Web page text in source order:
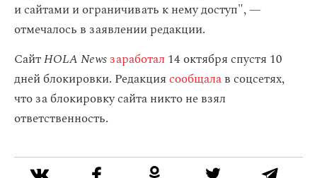
и сайтами и ограничивать к нему доступ", —
отмечалось в заявлении редакции.
СайтHOLA Newsзаработал 14 октября спустя 10
дней блокировки. Редакциясообщалав соцсетях,
что за блокировку сайта никто не взял
ответственность.